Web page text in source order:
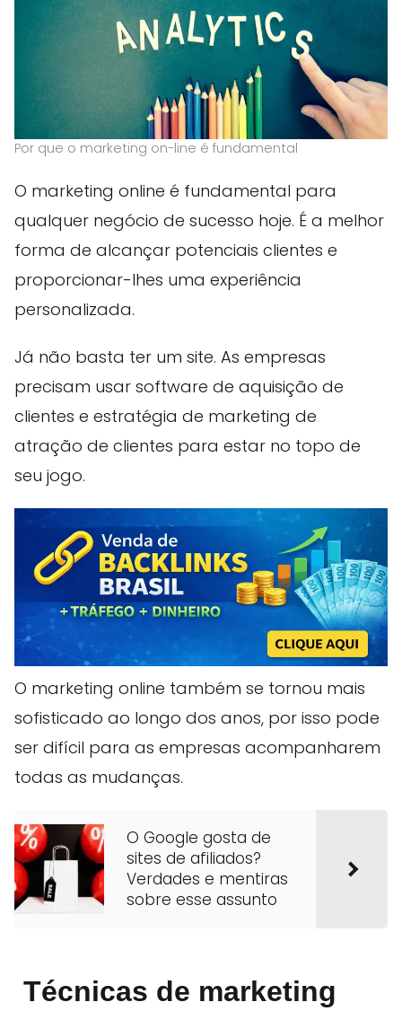
Por que o marketing on-line é fundamental
O marketing online é fundamental para
qualquer negócio de sucesso hoje. É a melhor
forma de alcançar potenciais clientes e
proporcionar-lhes uma experiência
personalizada.
Já não basta ter um site. As empresas
precisam usar software de aquisição de
clientes e estratégia de marketing de
atração de clientes para estar no topo de
seu jogo.
O marketing online também se tornou mais
sofisticado ao longo dos anos, por isso pode
ser difícil para as empresas acompanharem
todas as mudanças.
O Google gosta de
sites de afiliados?
Verdades e mentiras
sobre esse assunto
Técnicas de marketing